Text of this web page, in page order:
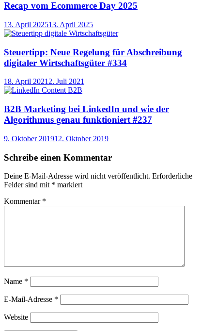
Recap vom Ecommerce Day 2025
13. April 202513. April 2025
Steuertipp: Neue Regelung für Abschreibung
digitaler Wirtschaftsgüter #334
18. April 2021 2. Juli 2021
B2B Marketing bei LinkedIn und wie der
Algorithmus genau funktioniert #237
9. Oktober 201912. Oktober 2019
Schreibe einen Kommentar
Deine E-Mail-Adresse wird nicht veröffentlicht. Erforderliche
Felder sind mit * markiert
Kommentar *
Name *
E-Mail-Adresse *
Website